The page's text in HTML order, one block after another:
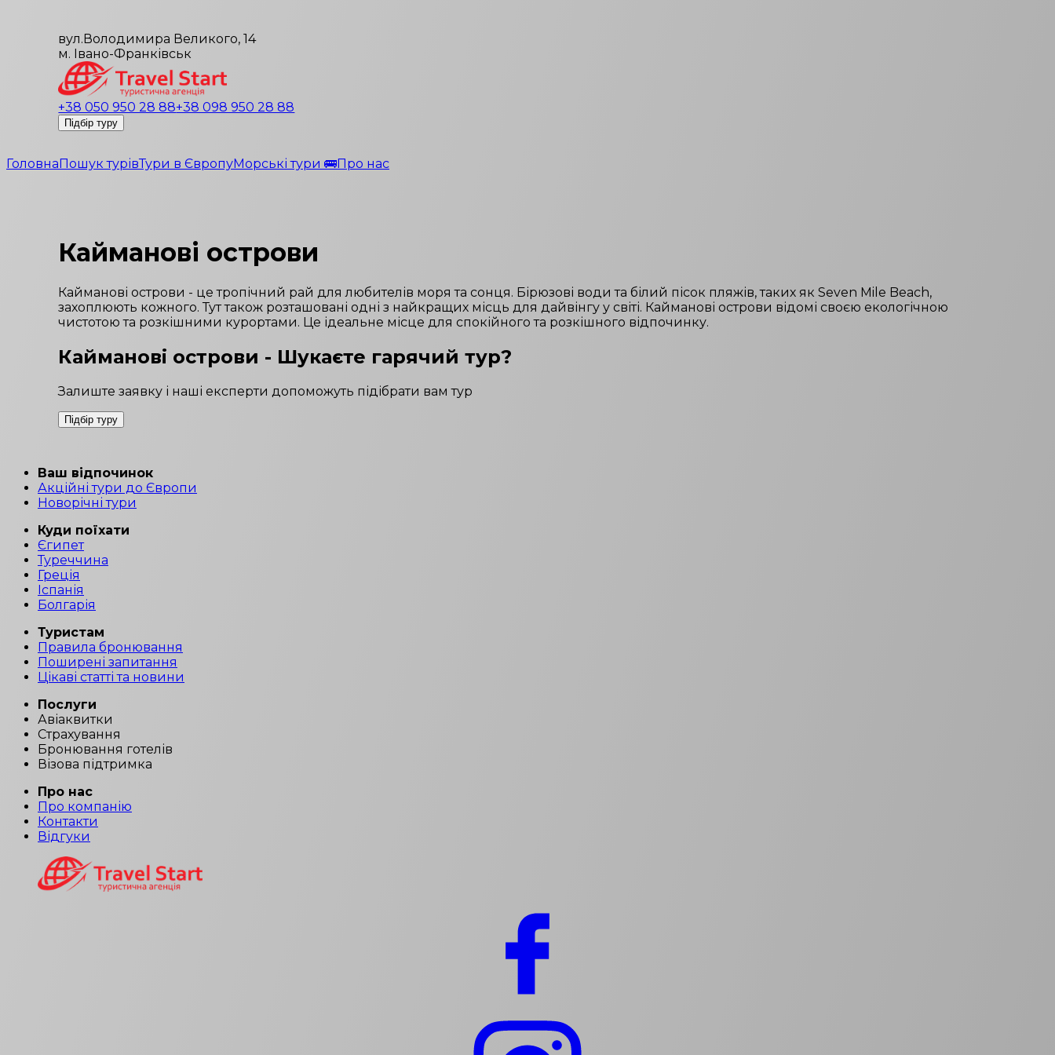
вул.Володимира Великого, 14
м. Івано-Франківськ
+38 050 950 28 88+38 098 950 28 88
Підбір туру
ГоловнаПошук турівТури в ЄвропуМорські тури 🚌Про нас
Кайманові острови
Кайманові острови - це тропічний рай для любителів моря та сонця. Бірюзові води та білий пісок пляжів, таких як Seven Mile Beach,
захоплюють кожного. Тут також розташовані одні з найкращих місць для дайвінгу у світі. Кайманові острови відомі своєю екологічною
чистотою та розкішними курортами. Це ідеальне місце для спокійного та розкішного відпочинку.
Кайманові острови - Шукаєте гарячий тур?
Залиште заявку і наші експерти допоможуть підібрати вам тур
Підбір туру
Ваш відпочинок
Акційні тури до Європи
Новорічні тури
Куди поїхати
Єгипет
Туреччина
Греція
Іспанія
Болгарія
Туристам
Правила бронювання
Поширені запитання
Цікаві статті та новини
Послуги
Авіаквитки
Страхування
Бронювання готелів
Візова підтримка
Про нас
Про компанію
Контакти
Відгуки